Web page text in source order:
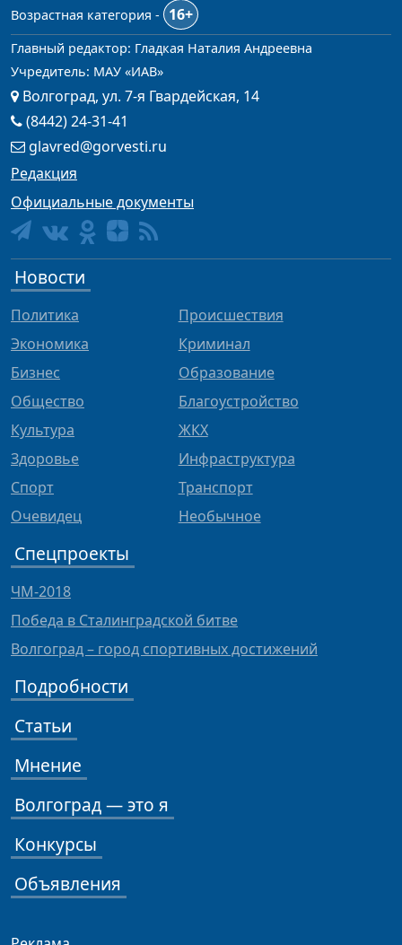
Возрастная категория -
16+
Главный редактор: Гладкая Наталия Андреевна
Учредитель: МАУ «ИАВ»
Волгоград, ул. 7-я Гвардейская, 14
(8442) 24-31-41
glavred@gorvesti.ru
Редакция
Официальные документы
Новости
Политика
Экономика
Бизнес
Общество
Культура
Здоровье
Спорт
Очевидец
Происшествия
Криминал
Образование
Благоустройство
ЖКХ
Инфраструктура
Транспорт
Необычное
Спецпроекты
ЧМ-2018
Победа в Сталинградской битве
Волгоград – город спортивных достижений
Подробности
Статьи
Мнение
Волгоград — это я
Конкурсы
Объявления